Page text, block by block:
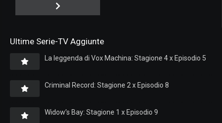
Ultime Serie-TV Aggiunte
La leggenda di Vox Machina: Stagione 4 x Episodio 5
Criminal Record: Stagione 2 x Episodio 8
Widow’s Bay: Stagione 1 x Episodio 9